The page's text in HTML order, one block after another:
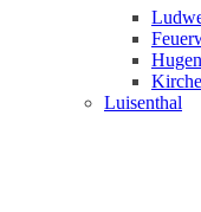
Luisenthal